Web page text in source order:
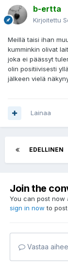
b-ertta
Kirjoitettu
Meillä taisi ihan
kumminkin olivat
joka ei päässyt
olin positiivisesti
jälkeen vielä
Lainaa
EDELLINEN
Join the
You can post now
sign in now to
Vastaa